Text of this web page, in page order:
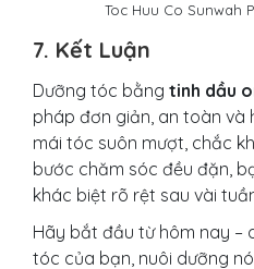
Toc Huu Co Sunwah
7. Kết Luận
Dưỡng tóc bằng tinh dầu
pháp đơn giản, an toàn và
mái tóc suôn mượt, chắc
bước chăm sóc đều đặn,
khác biệt rõ rệt sau vài
Hãy bắt đầu từ hôm nay –
tóc của bạn, nuôi dưỡng